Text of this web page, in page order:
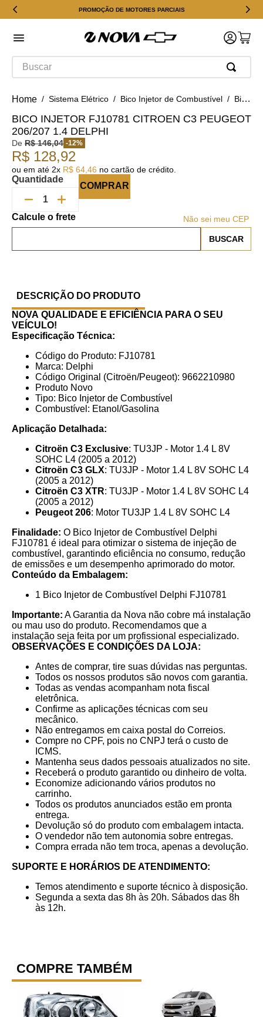
PROMOÇÃO DE MOTORES PARCIAIS
Buscar
Sistema Elétrico Bico Injetor de Combustível Bico Injetor FJ10781 Citroen C3 Peugeot 206/207 1.4 Delphi
BICO INJETOR FJ10781 CITROEN C3 PEUGEOT
206/207 1.4 DELPHI
De R$ 146,04 -12%
R$ 128,92
ou em até 2x R$ 64 46 no cartão de crédito.
Quantidade
COMPRAR
Não sei meu CEP
DESCRIÇÃO DO PRODUTO
NOVA QUALIDADE E EFICIÊNCIA PARA O SEU
VEÍCULO!
Especificação Técnica:
Código do Produto: FJ10781
Marca: Delphi
Código Original (Citroën/Peugeot): 9662210980
Produto Novo
Tipo: Bico Injetor de Combustível
Combustível: Etanol/Gasolina
Aplicação Detalhada:
Citroën C3 Exclusive: TU3JP - Motor 1.4 L 8V
SOHC L4 (2005 a 2012)
Citroën C3 GLX: TU3JP - Motor 1.4 L 8V SOHC L4
(2005 a 2012)
Citroën C3 XTR: TU3JP - Motor 1.4 L 8V SOHC L4
(2005 a 2012)
Peugeot 206: Motor TU3JP 1.4 L 8V SOHC L4
Finalidade: O Bico Injetor de Combustível Delphi
FJ10781 é ideal para otimizar o sistema de injeção de
combustível, garantindo eficiência no consumo, redução
de emissões e um desempenho aprimorado do motor.
Conteúdo da Embalagem:
1 Bico Injetor de Combustível Delphi FJ10781
Importante: A Garantia da Nova não cobre má instalação
ou mau uso do produto. Recomendamos que a
instalação seja feita por um profissional especializado.
OBSERVAÇÕES E CONDIÇÕES DA LOJA:
Antes de comprar, tire suas dúvidas nas perguntas.
Todos os nossos produtos são novos com garantia.
Todas as vendas acompanham nota fiscal
eletrônica.
Confirme as aplicações técnicas com seu
mecânico.
Não entregamos em caixa postal do Correios.
Compre no CPF, pois no CNPJ terá o custo de
ICMS.
Mantenha seus dados pessoais atualizados no site.
Receberá o produto garantido ou dinheiro de volta.
Economize adicionando vários produtos no
carrinho.
Todos os produtos anunciados estão em pronta
entrega.
Devolução só do produto com embalagem intacta.
O vendedor não tem autonomia sobre entregas.
Compra errada não tem troca, apenas a devolução.
SUPORTE E HORÁRIOS DE ATENDIMENTO:
Temos atendimento e suporte técnico à disposição.
Segunda a sexta das 8h às 20h. Sábados das 8h
às 12h.
COMPRE TAMBÉM